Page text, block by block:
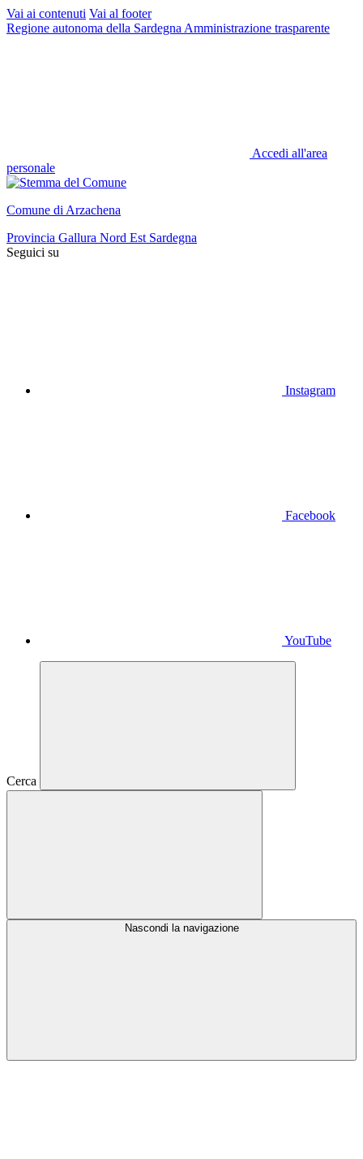
Vai ai contenuti Vai al footer
Regione autonoma della Sardegna Amministrazione trasparente
Accedi all'area
personale
Comune di Arzachena
Provincia Gallura Nord Est Sardegna
Seguici su
Instagram
Facebook
YouTube
Cerca
Nascondi la navigazione